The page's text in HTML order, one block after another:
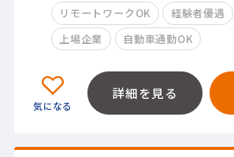
リモートワークOK 経験者優遇
上場企業
自動車通勤OK
詳細を見る